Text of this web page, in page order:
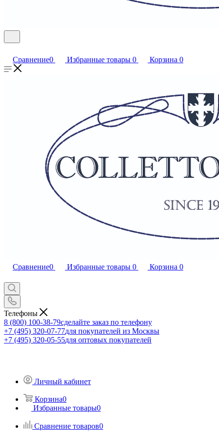
Сравнение0 Избранные товары 0 Корзина 0
Сравнение0 Избранные товары 0 Корзина 0
Телефоны
8 (800) 100-38-79сделайте заказ по телефону
+7 (495) 320-07-77для покупателей из Москвы
+7 (495) 320-05-55для оптовых покупателей
Личный кабинет
Корзина0
Избранные товары0
Сравнение товаров0